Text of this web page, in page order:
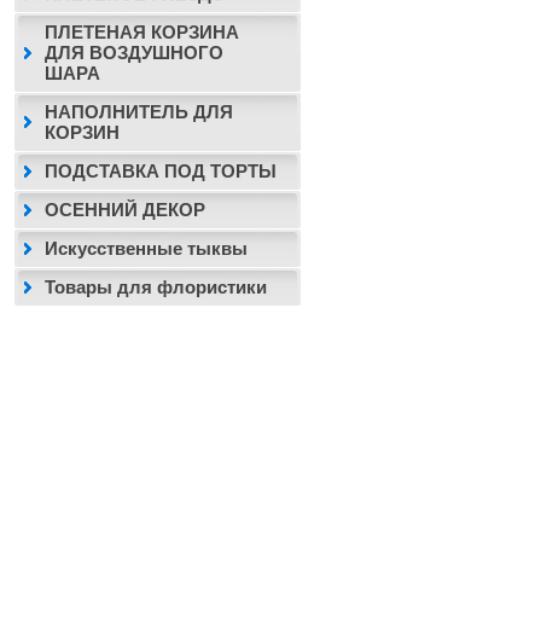
ПЛЕТЕНАЯ КОРЗИНА
ДЛЯ ВОЗДУШНОГО
ШАРА
НАПОЛНИТЕЛЬ ДЛЯ
КОРЗИН
ПОДСТАВКА ПОД ТОРТЫ
ОСЕННИЙ ДЕКОР
Искусственные тыквы
Товары для флористики